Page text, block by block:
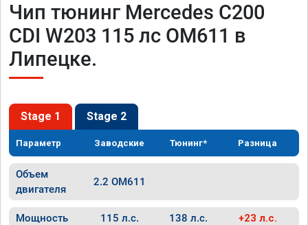
Чип тюнинг Mercedes C200
CDI W203 115 лс OM611 в
Липецке.
Stage 1 Stage 2
Параметр Заводские Тюнинг* Разница
Объем
двигателя
2.2 OM611
Мощность 115 л.с. 138 л.с. +23 л.с.